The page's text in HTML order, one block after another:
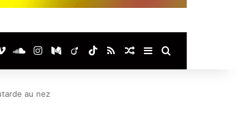
VimeoSoundCloud
Instagram
Medium
ViadeoTikTokRSSArticle Aléatoire
Sidebar (barre
au nez